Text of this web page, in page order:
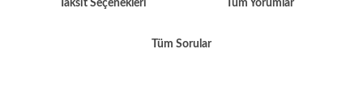
Taksit Seçenekleri Tüm Yorumlar
Tüm Sorular